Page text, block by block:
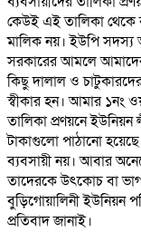
কেউই এই তালিকা থেকে
মালিক নয়। ইউপি সদস্য
সরকারের আমলে
কিছু দালাল ও
স্বীকার হন। আমার ১নং
তালিকা প্রণয়নে ইউনিয়ন
টাকাগুলো পাঠানো
ব্যবসায়ী নয়। আবার
তাদেরকে উৎকোচ বা
বুড়িগোয়ালিনী ইউনিয়ন
প্রতিবাদ জানাই।